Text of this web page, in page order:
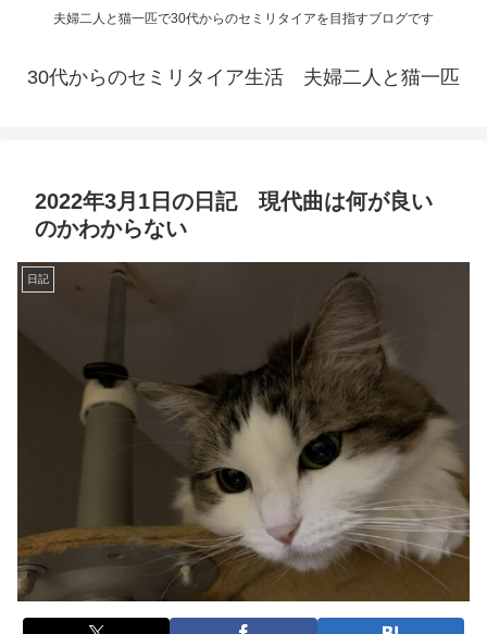
夫婦二人と猫一匹で30代からのセミリタイアを目指すブログです
30代からのセミリタイア生活 夫婦二人と猫一匹
2022年3月1日の日記 現代曲は何が良い
のかわからない
日記